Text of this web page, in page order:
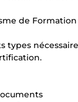
de
types